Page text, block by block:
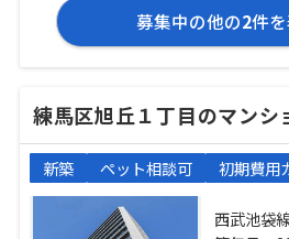
募集中の他の2件
練馬区旭丘１丁目のマンシ
新築 ペット相談可 初期費用
西武池袋